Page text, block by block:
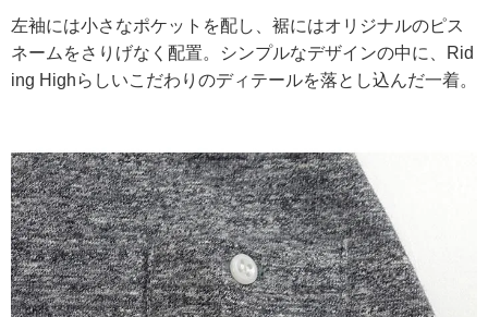
左袖には小さなポケットを配し、裾にはオリジナルのピス
ネームをさりげなく配置。シンプルなデザインの中に、Rid
ing Highらしいこだわりのディテールを落とし込んだ一着。